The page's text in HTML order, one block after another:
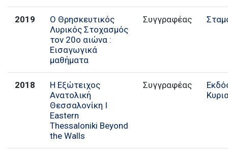
2019
Ο Θρησκευτικός
Λυρικός Στοχασμός
τον 20ο αιώνα :
Εισαγωγικά
μαθήματα
Συγγραφέας
2018
Η Εξώτειχος
Ανατολική
Θεσσαλονίκη I
Eastern
Thessaloniki Beyond
the Walls
Συγγραφέας